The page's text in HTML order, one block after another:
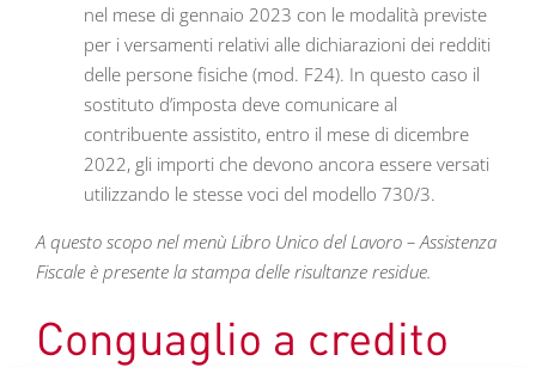
nel mese di gennaio 2023 con le modalità previste
per i versamenti relativi alle dichiarazioni dei redditi
delle persone fisiche (mod. F24). In questo caso il
sostituto d’imposta deve comunicare al
contribuente assistito, entro il mese di dicembre
2022, gli importi che devono ancora essere versati
utilizzando le stesse voci del modello 730/3.
A questo scopo nel menù Libro Unico del Lavoro – Assistenza
Fiscale è presente la stampa delle risultanze residue.
Conguaglio a credito